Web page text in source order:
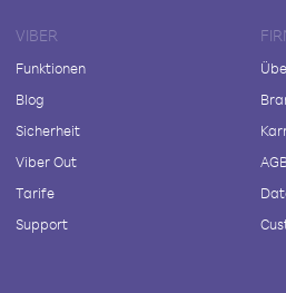
VIBER
Funktionen
Blog
Sicherheit
Viber Out
Tarife
Support